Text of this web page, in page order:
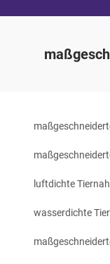
luftdichte
wasserdichte